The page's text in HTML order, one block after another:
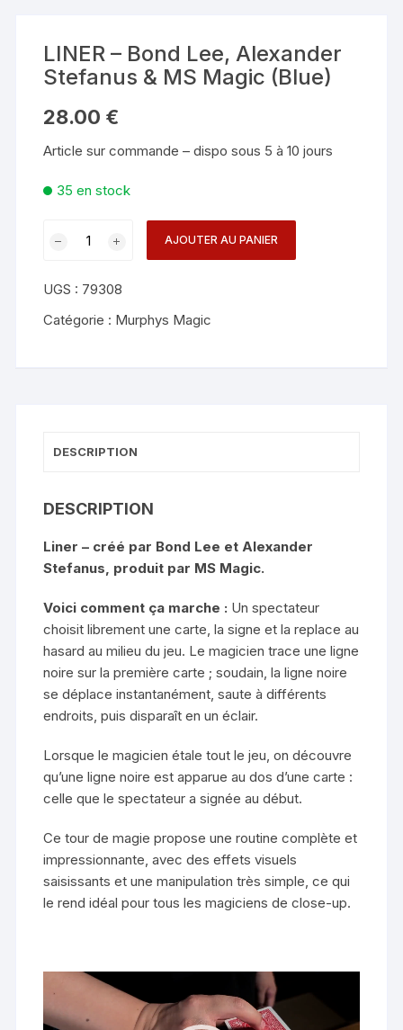
LINER – Bond Lee, Alexander
Stefanus & MS Magic (Blue)
28.00 €
Article sur commande – dispo sous 5 à 10 jours
35 en stock
-
Bond
Magic
AJOUTER AU PANIER
UGS : 79308
Catégorie : Murphys Magic
DESCRIPTION
DESCRIPTION
Liner – créé par Bond Lee et Alexander
Stefanus, produit par MS Magic.
Voici comment ça marche : Un spectateur
choisit librement une carte, la signe et la replace au
hasard au milieu du jeu. Le magicien trace une ligne
noire sur la première carte ; soudain, la ligne noire
se déplace instantanément, saute à différents
endroits, puis disparaît en un éclair.
Lorsque le magicien étale tout le jeu, on découvre
qu’une ligne noire est apparue au dos d’une carte :
celle que le spectateur a signée au début.
Ce tour de magie propose une routine complète et
impressionnante, avec des effets visuels
saisissants et une manipulation très simple, ce qui
le rend idéal pour tous les magiciens de close-up.
Lecteur